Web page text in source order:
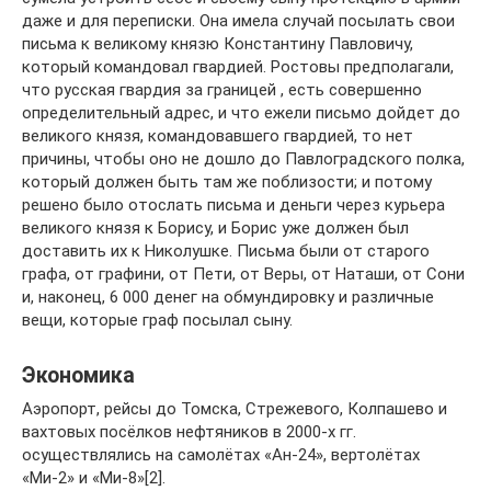
даже и для переписки. Она имела случай посылать свои
письма к великому князю Константину Павловичу,
который командовал гвардией. Ростовы предполагали,
что русская гвардия за границей , есть совершенно
определительный адрес, и что ежели письмо дойдет до
великого князя, командовавшего гвардией, то нет
причины, чтобы оно не дошло до Павлоградского полка,
который должен быть там же поблизости; и потому
решено было отослать письма и деньги через курьера
великого князя к Борису, и Борис уже должен был
доставить их к Николушке. Письма были от старого
графа, от графини, от Пети, от Веры, от Наташи, от Сони
и, наконец, 6 000 денег на обмундировку и различные
вещи, которые граф посылал сыну.
Экономика
Аэропорт, рейсы до Томска, Стрежевого, Колпашево и
вахтовых посёлков нефтяников в 2000-х гг.
осуществлялись на самолётах «Ан-24», вертолётах
«Ми-2» и «Ми-8»[2].